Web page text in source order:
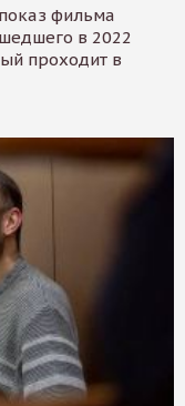
фильма
в 2022
проходит в